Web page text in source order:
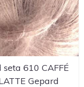
seta 610 CAFFÉ
Gepard